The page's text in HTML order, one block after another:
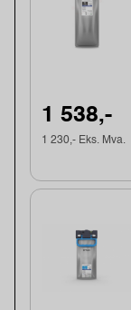
1 538,-
1 230,- Eks. Mva.